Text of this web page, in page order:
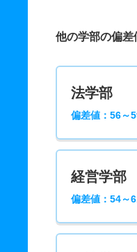
他の学部の偏差
法学部
偏差値：56～
経営学部
偏差値：54～